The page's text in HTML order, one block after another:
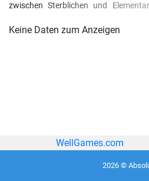
zwischen Sterblichen und
Königreich wartet auf einen wahren
Keine Daten zum Anzeigen
WellGames.com
2026 ©